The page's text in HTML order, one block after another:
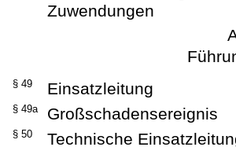
Zuwendungen
§ 49 Einsatzleitung
§ 49a Großschadensereignis
§ 50 Technische